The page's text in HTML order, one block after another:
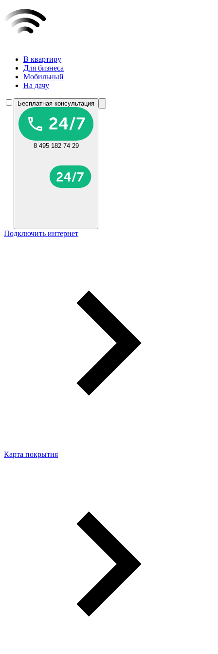
В квартиру
Для бизнеса
Мобильный
На дачу
Бесплатная консультация
8 495 182 74 29
Подключить интернет
Карта покрытия